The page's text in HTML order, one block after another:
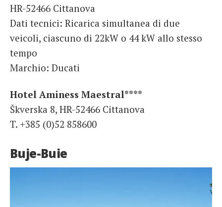
HR-52466 Cittanova
Dati tecnici: Ricarica simultanea di due
veicoli, ciascuno di 22kW o 44 kW allo stesso
tempo
Marchio: Ducati
Hotel Aminess Maestral****
Škverska 8, HR-52466 Cittanova
T. +385 (0)52 858600
Buje-Buie